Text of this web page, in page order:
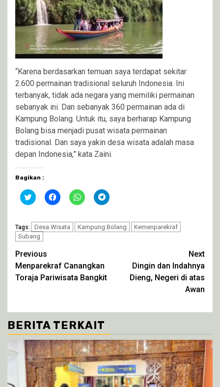
“Karena berdasarkan temuan saya terdapat sekitar
2.600 permainan tradisional seluruh Indonesia. Ini
terbanyak, tidak ada negara yang memiliki permainan
sebanyak ini. Dan sebanyak 360 permainan ada di
Kampung Bolang. Untuk itu, saya berharap Kampung
Bolang bisa menjadi pusat wisata permainan
tradisional. Dan saya yakin desa wisata adalah masa
depan Indonesia,” kata Zaini.
Bagikan :
Klik
untuk
Twitter(Membuka
di
jendela
yang
Klik
untuk
Facebook(Membuka
di
jendela
Klik
untuk
WhatsApp(Membuka
di
jendela
Klik
untuk
Telegram(Membuka
di
jendela
Tags: Desa Wisata Kampung Bolang
Kemenparekraf
Subang
Continue
Reading
Previous
Menparekraf Canangkan
Toraja Pariwisata Bangkit
Next
Dingin dan Indahnya
Dieng, Negeri di atas
Awan
BERITA TERKAIT